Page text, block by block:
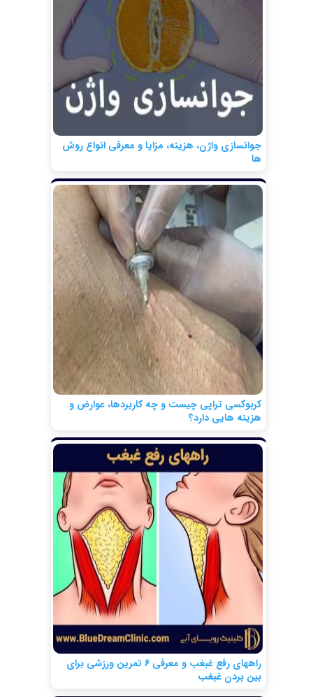
جوانسازی واژن، هزینه، مزایا و معرفی انواع روش
ها
کربوکسی تراپی چیست و چه کاربردها، عوارض و
هزینه هایی دارد؟
راههای رفع غبغب و معرفی 6 تمرین ورزشی برای
بین بردن غبغب